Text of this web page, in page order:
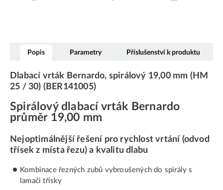
Popis Parametry Příslušenství k produktu
Dlabací vrták Bernardo, spirálový 19,00 mm (HM
25 / 30) (BER141005)
Spirálový dlabací vrták Bernardo
průměr 19,00 mm
Nejoptimálnější řešení pro rychlost vrtání (odvod
třísek z místa řezu) a kvalitu dlabu
Kombinace řezných zubů vybroušených do spirály s
lamači třísky